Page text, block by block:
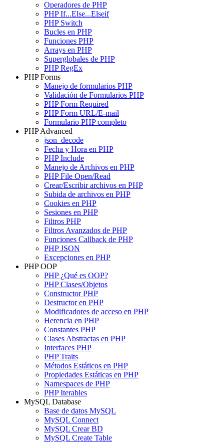
Operadores de PHP
PHP If...Else...Elseif
PHP Switch
Bucles en PHP
Funciones PHP
Arrays en PHP
Superglobales de PHP
PHP RegEx
PHP Forms
Manejo de formularios PHP
Validación de Formularios PHP
PHP Form Required
PHP Form URL/E-mail
Formulario PHP completo
PHP Advanced
json_decode
Fecha y Hora en PHP
PHP Include
Manejo de Archivos en PHP
PHP File Open/Read
Crear/Escribir archivos en PHP
Subida de archivos en PHP
Cookies en PHP
Sesiones en PHP
Filtros PHP
Filtros Avanzados de PHP
Funciones Callback de PHP
PHP JSON
Excepciones en PHP
PHP OOP
PHP ¿Qué es OOP?
PHP Clases/Objetos
Constructor PHP
Destructor en PHP
Modificadores de acceso en PHP
Herencia en PHP
Constantes PHP
Clases Abstractas en PHP
Interfaces PHP
PHP Traits
Métodos Estáticos en PHP
Propiedades Estáticas en PHP
Namespaces de PHP
PHP Iterables
MySQL Database
Base de datos MySQL
MySQL Connect
MySQL Crear BD
MySQL Create Table